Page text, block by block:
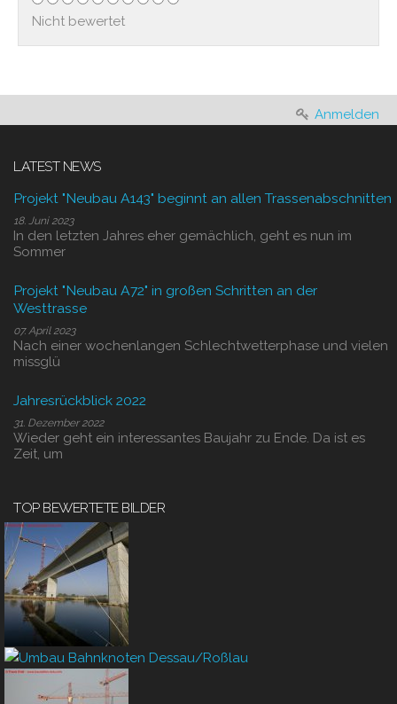
Nicht bewertet
Anmelden
LATEST NEWS
Projekt "Neubau A143" beginnt an allen Trassenabschnitten
18. Juni 2023
In den letzten Jahres eher gemächlich, geht es nun im
Sommer
Projekt "Neubau A72" in großen Schritten an der
Westtrasse
07. April 2023
Nach einer wochenlangen Schlechtwetterphase und vielen
missglü
Jahresrückblick 2022
31. Dezember 2022
Wieder geht ein interessantes Baujahr zu Ende. Da ist es
Zeit, um
TOP BEWERTETE BILDER